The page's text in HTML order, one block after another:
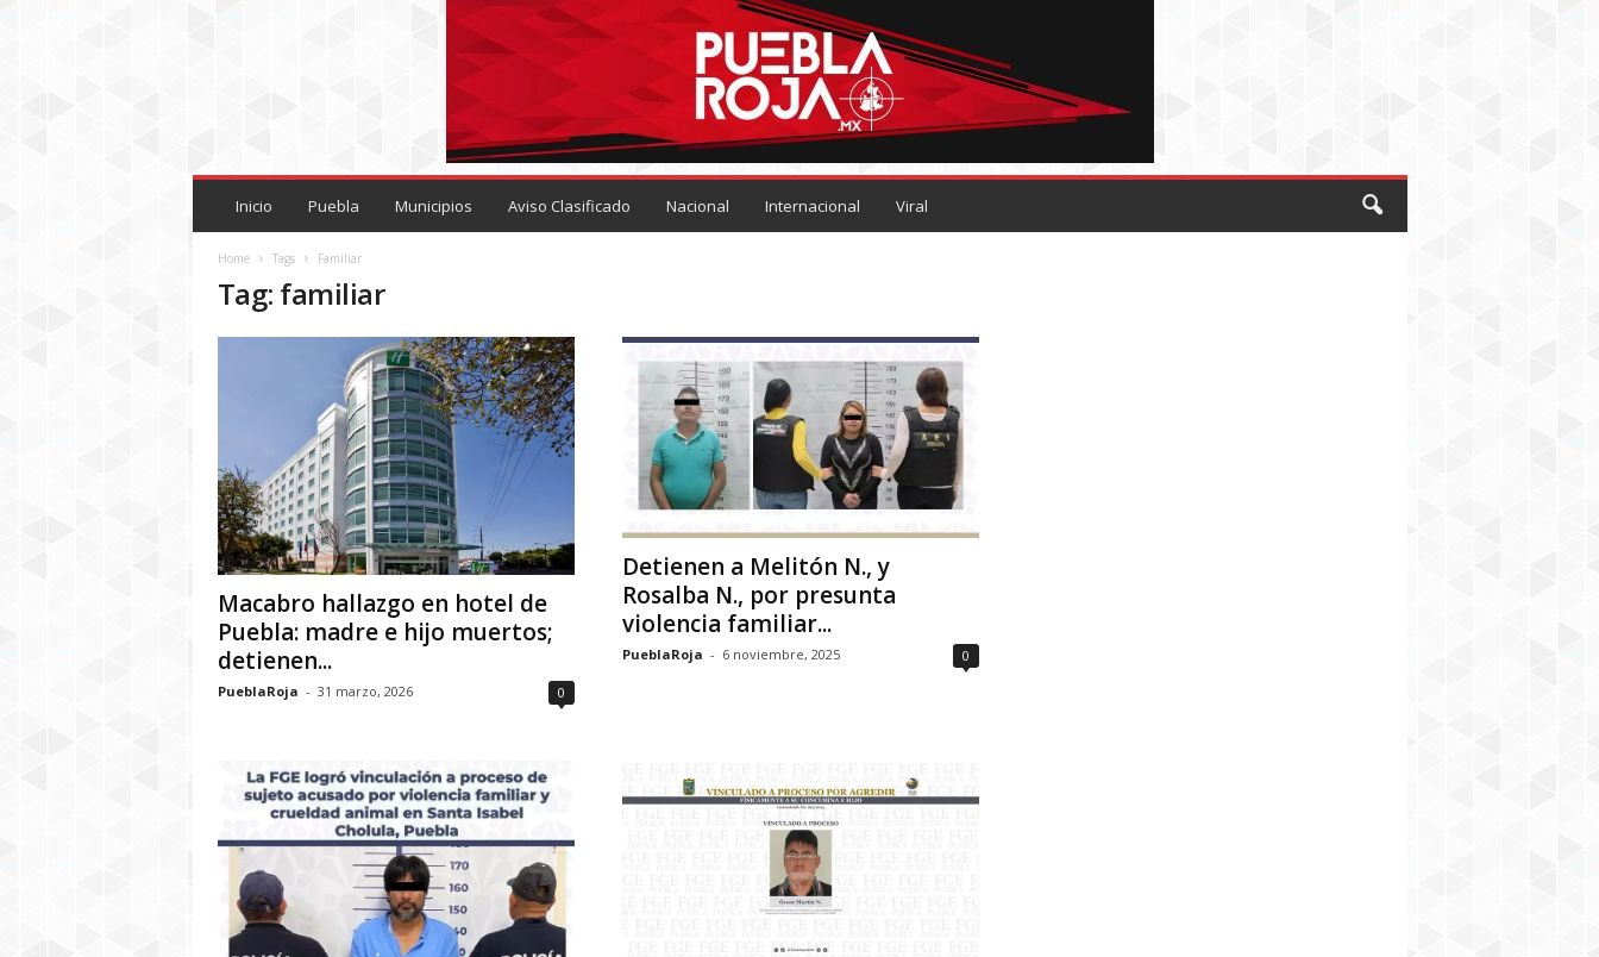
P
Inicio Puebla Municipios Aviso Clasificado Nacional Internacional Viral
Home Tags Familiar
Tag: familiar
Macabro hallazgo en hotel de
Puebla: madre e hijo muertos;
detienen...
PueblaRoja - 31 marzo, 2026 0
Detienen a Melitón N., y
Rosalba N., por presunta
violencia familiar...
PueblaRoja - 6 noviembre, 2025 0